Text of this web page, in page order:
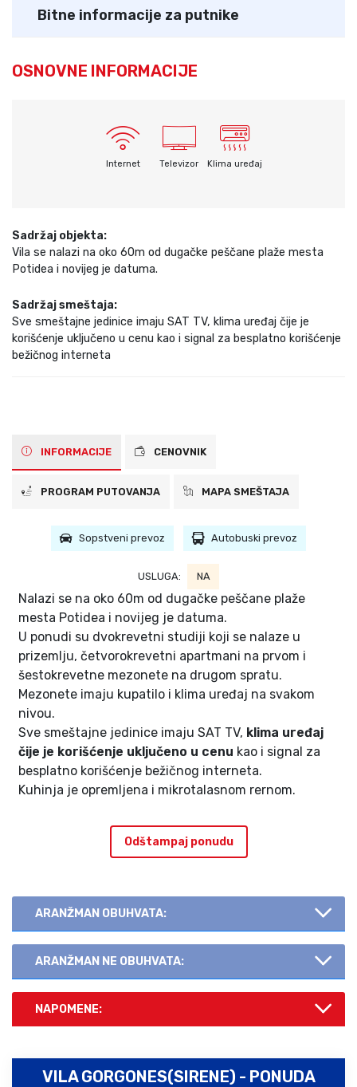
Bitne informacije za putnike
OSNOVNE INFORMACIJE
Internet Televizor Klima uređaj
Sadržaj objekta:
Vila se nalazi na oko 60m od dugačke peščane plaže mesta
Potidea i novijeg je datuma.
Sadržaj smeštaja:
Sve smeštajne jedinice imaju SAT TV, klima uređaj čije je
korišćenje uključeno u cenu kao i signal za besplatno korišćenje
bežičnog interneta
INFORMACIJE CENOVNIK
PROGRAM PUTOVANJA MAPA SMEŠTAJA
Sopstveni prevoz Autobuski prevoz
USLUGA: NA
Nalazi se na oko 60m od dugačke peščane plaže
mesta Potidea i novijeg je datuma.
U ponudi su dvokrevetni studiji koji se nalaze u
prizemlju, četvorokrevetni apartmani na prvom i
šestokrevetne mezonete na drugom spratu.
Mezonete imaju kupatilo i klima uređaj na svakom
nivou.
Sve smeštajne jedinice imaju SAT TV, klima uređaj
čije je korišćenje uključeno u cenu kao i signal za
besplatno korišćenje bežičnog interneta.
Kuhinja je opremljena i mikrotalasnom rernom.
Odštampaj ponudu
ARANŽMAN OBUHVATA:
ARANŽMAN NE OBUHVATA:
NAPOMENE:
VILA GORGONES(SIRENE) - PONUDA